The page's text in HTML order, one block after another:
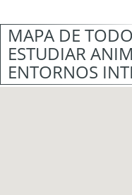
MAPA DE
ESTUDIAR
ENTORNOS